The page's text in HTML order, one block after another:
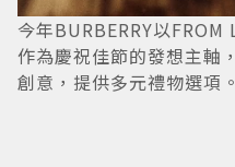
今年BURBERRY以
作為慶祝佳節的發想主軸
創意，提供多元禮物選項